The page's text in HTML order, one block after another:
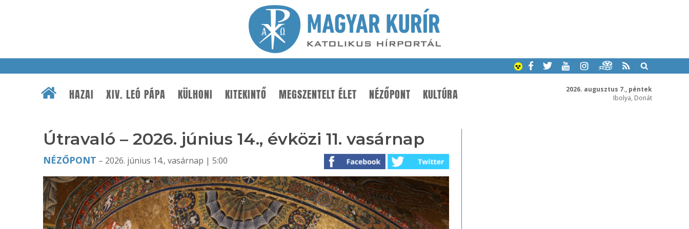
2026. augusztus 7., péntek
Ibolya, Donát
HAZAI XIV. LEÓ PÁPA KÜLHONI KITEKINTŐ MEGSZENTELT ÉLET NÉZŐPONT KULTÚRA
Útravaló – 2026. június 14., évközi 11. vasárnap
NÉZŐPONT – 2026. június 14., vasárnap | 5:00